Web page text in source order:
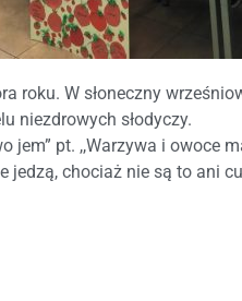
roku. W słoneczny
niezdrowych słodyczy.
jem” pt. ,,Warzywa i
chociaż nie są to ani